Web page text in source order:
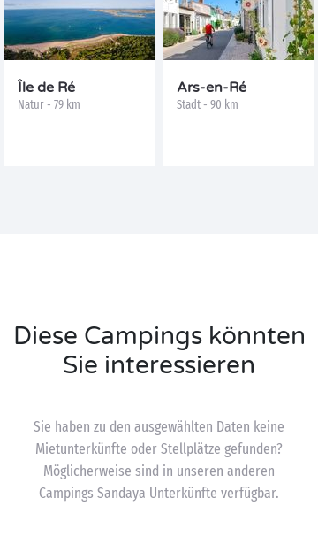
Île de Ré
Natur - 79 km
Ars-en-Ré
Stadt - 90 km
Diese Campings könnten
Sie interessieren
Sie haben zu den ausgewählten Daten keine
Mietunterkünfte oder Stellplätze gefunden?
Möglicherweise sind in unseren anderen
Campings Sandaya Unterkünfte verfügbar.